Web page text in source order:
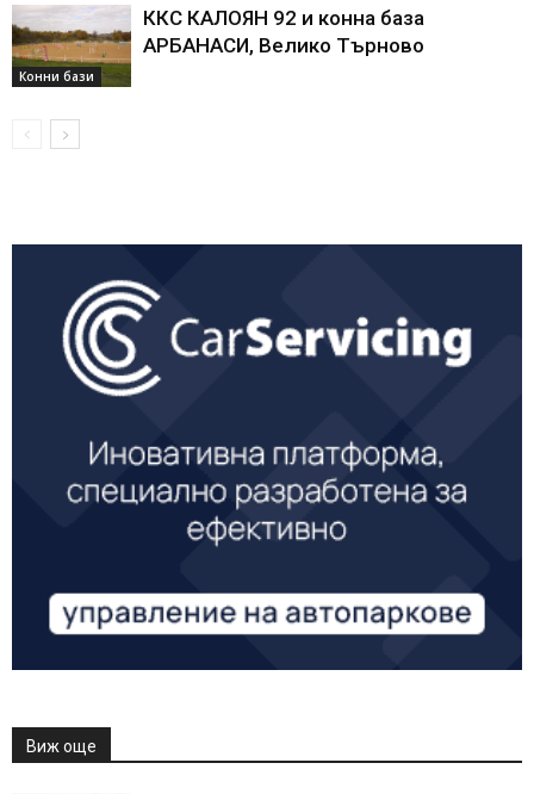
Конни бази
ККС КАЛОЯН 92 и конна база
АРБАНАСИ, Велико Търново
Виж още